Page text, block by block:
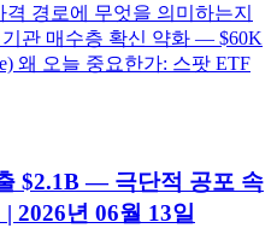
경로에 무엇을 의미하는지
관 매수층 확신 약화 — $60K
왜 오늘 중요한가: 스팟 ETF
$2.1B — 극단적 공포 속
2026년 06월 13일